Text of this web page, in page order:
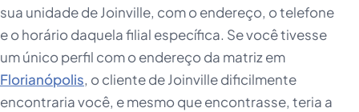
sua unidade de Joinville, com o endereço, o telefone
e o horário daquela filial específica. Se você tivesse
um único perfil com o endereço da matriz em
Florianópolis, o cliente de Joinville dificilmente
encontraria você, e mesmo que encontrasse, teria a